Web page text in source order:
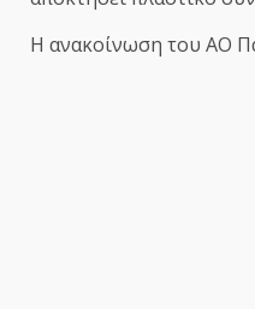
Η ανακοίνωση του ΑΟ